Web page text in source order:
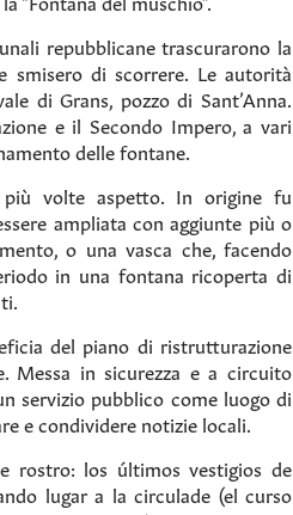
repubblicane trascurarono la
smisero di scorrere. Le autorità
di Grans, pozzo di Sant’Anna.
e il Secondo Impero, a vari
delle fontane.
volte aspetto. In origine fu
ampliata con aggiunte più o
o una vasca che, facendo
in una fontana ricoperta di
del piano di ristrutturazione
Messa in sicurezza e a circuito
servizio pubblico come luogo di
e condividere notizie locali.
rostro: los últimos vestigios de
lugar a la circulade (el curso